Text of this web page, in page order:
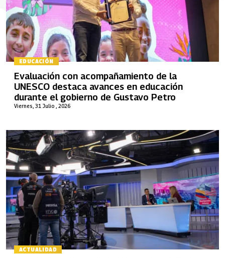
EDUCACIÓN
Viernes, 31 Julio , 2026
Evaluación con acompañamiento de la
UNESCO destaca avances en educación
durante el gobierno de Gustavo Petro
ACTUALIDAD